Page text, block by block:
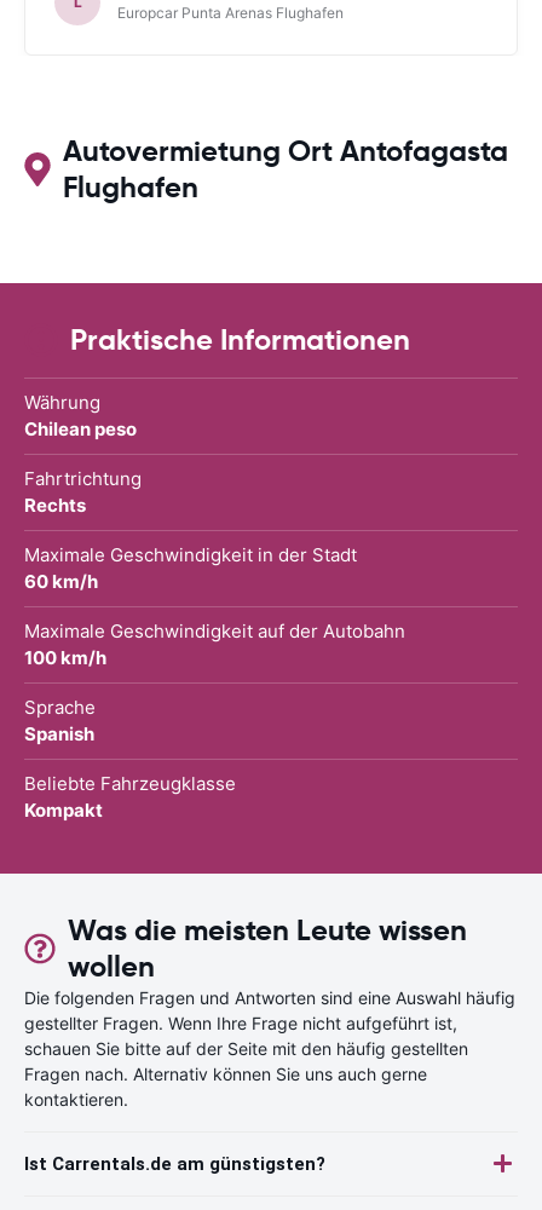
Europcar Punta Arenas Flughafen
Autovermietung Ort Antofagasta
Flughafen
Praktische Informationen
Währung
Chilean peso
Fahrtrichtung
Rechts
Maximale Geschwindigkeit in der Stadt
60 km/h
Maximale Geschwindigkeit auf der Autobahn
100 km/h
Sprache
Spanish
Beliebte Fahrzeugklasse
Kompakt
Was die meisten Leute wissen
wollen
Die folgenden Fragen und Antworten sind eine Auswahl häufig
gestellter Fragen. Wenn Ihre Frage nicht aufgeführt ist,
schauen Sie bitte auf der Seite mit den häufig gestellten
Fragen nach. Alternativ können Sie uns auch gerne
kontaktieren.
Ist Carrentals.de am günstigsten?